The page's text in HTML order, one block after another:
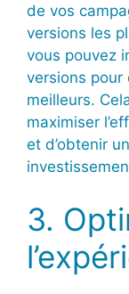
de vos
versions les
vous pouvez
versions
meilleurs.
maximiser
et d’obtenir
3.